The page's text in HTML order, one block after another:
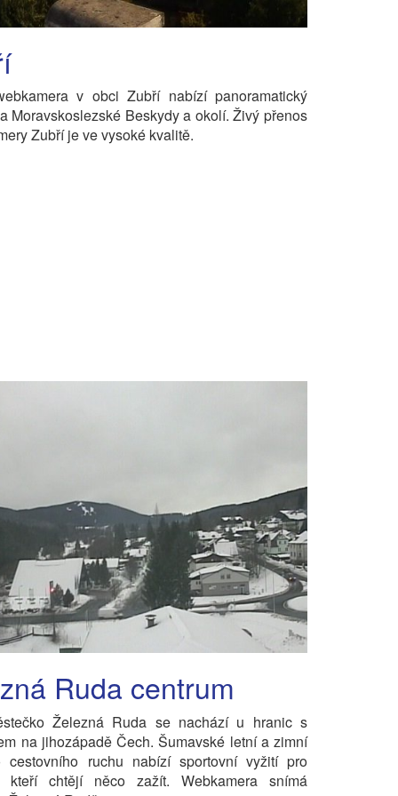
v obci Zubří nabízí panoramatický
Moravskoslezské Beskydy a okolí. Živý přenos
Zubří je ve vysoké kvalitě.
Ruda centrum
Železná Ruda se nachází u hranic s
na jihozápadě Čech. Šumavské letní a zimní
cestovního ruchu nabízí sportovní vyžití pro
kteří chtějí něco zažít. Webkamera snímá